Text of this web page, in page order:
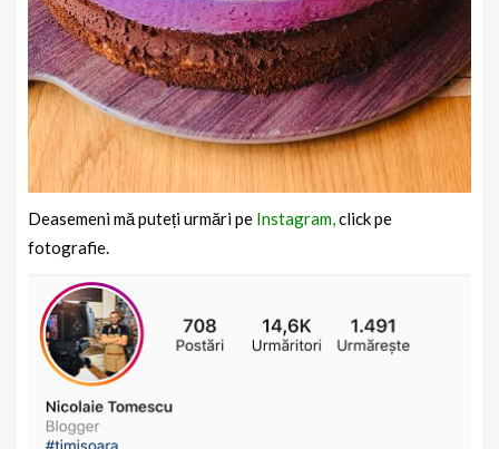
Deasemeni mă puteți urmări pe Instagram,click pe
fotografie.